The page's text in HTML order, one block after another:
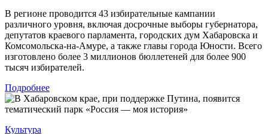
В регионе проводится 43 избирательные кампании
различного уровня, включая досрочные выборы губернатора,
депутатов краевого парламента, городских дум Хабаровска и
Комсомольска-на-Амуре, а также главы города Юности. Всего
изготовлено более 3 миллионов бюллетеней для более 900
тысяч избирателей.
Подробнее
Культура